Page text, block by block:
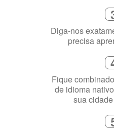
Diga-nos
precisa
Fique
de idioma
sua
Torne-se